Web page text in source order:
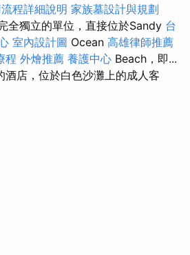
程詳細說明 家族墓設計與規劃
全獨立的單位，直接位於Sandy 台
室內設計圖 Ocean 高雄律師推薦
程 外燴推薦 養護中心 Beach，即...
酒店，位於白色沙灘上的成人客